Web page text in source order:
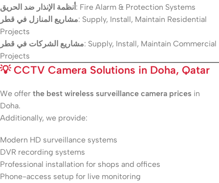
أنظمة الإنذار ضد الحريق: Fire Alarm & Protection Systems
مشاريع المنازل في قطر: Supply, Install, Maintain Residential
Projects
مشاريع الشركات في قطر: Supply, Install, Maintain Commercial
Projects
💡CCTV Camera Solutions in Doha, Qatar
We offer the best wireless surveillance camera prices in
Doha.
Additionally, we provide:
Modern HD surveillance systems
DVR recording systems
Professional installation for shops and offices
Phone-access setup for live monitoring